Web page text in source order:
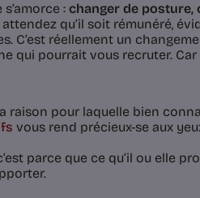
: changer de posture,
qu’il soit rémunéré,
C’est réellement un
qui pourrait vous recruter.
la raison pour laquelle bien
vous rend précieux-se aux
parce que ce qu’il ou elle